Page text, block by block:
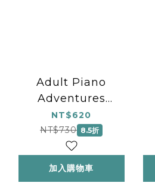
Adult Piano
Adventures
Literature for the
Piano Book 1
&nbsp;- First
Keyboard Classics
for the Adult
NT$620
NT$730 8.5折
加入購物車